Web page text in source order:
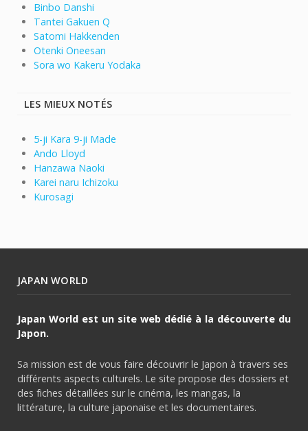
Binbo Danshi
Tantei Gakuen Q
Satomi Hakkenden
Otenki Oneesan
Sora wo Kakeru Yodaka
LES MIEUX NOTÉS
5-ji Kara 9-ji Made
Ando Lloyd
Hanzawa Naoki
Karei naru Ichizoku
Kurosagi
JAPAN WORLD
Japan World est un site web dédié à la découverte du
Japon.
Sa mission est de vous faire découvrir le Japon à travers ses
différents aspects culturels. Le site propose des dossiers et
des fiches détaillées sur le cinéma, les mangas, la
littérature, la culture japonaise et les documentaires.